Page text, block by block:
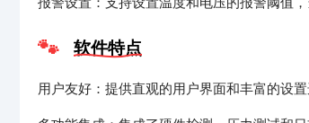
软件特点
用户友好：提供直观的用户界面和丰富的设